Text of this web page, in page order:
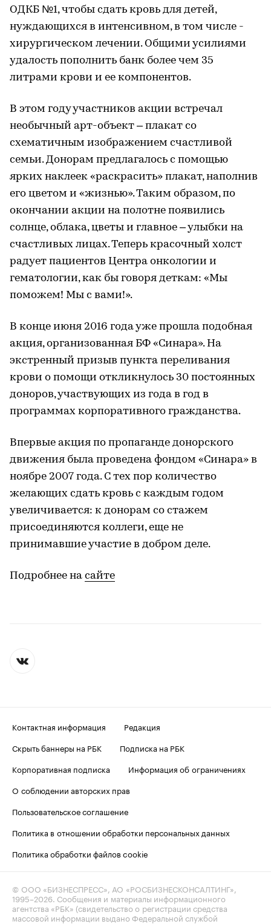
ОДКБ №1, чтобы сдать кровь для детей,
нуждающихся в интенсивном, в том числе -
хирургическом лечении. Общими усилиями
удалость пополнить банк более чем 35
литрами крови и ее компонентов.
В этом году участников акции встречал
необычный арт-объект – плакат со
схематичным изображением счастливой
семьи. Донорам предлагалось с помощью
ярких наклеек «раскрасить» плакат, наполнив
его цветом и «жизнью». Таким образом, по
окончании акции на полотне появились
солнце, облака, цветы и главное – улыбки на
счастливых лицах. Теперь красочный холст
радует пациентов Центра онкологии и
гематологии, как бы говоря деткам: «Мы
поможем! Мы с вами!».
В конце июня 2016 года уже прошла подобная
акция, организованная БФ «Синара». На
экстренный призыв пункта переливания
крови о помощи откликнулось 30 постоянных
доноров, участвующих из года в год в
программах корпоративного гражданства.
Впервые акция по пропаганде донорского
движения была проведена фондом «Синара» в
ноябре 2007 года. С тех пор количество
желающих сдать кровь с каждым годом
увеличивается: к донорам со стажем
присоединяются коллеги, еще не
принимавшие участие в добром деле.
Подробнее на сайте
Контактная информация
Редакция
Скрыть баннеры на РБК
Подписка на РБК
Корпоративная подписка
Информация об ограничениях
О соблюдении авторских прав
Пользовательское соглашение
Политика в отношении обработки персональных данных
Политика обработки файлов cookie
© ООО «БИЗНЕСПРЕСС», АО «РОСБИЗНЕСКОНСАЛТИНГ»,
1995–2026. Сообщения и материалы информационного
агентства «РБК» (свидетельство о регистрации средства
массовой информации выдано Федеральной службой